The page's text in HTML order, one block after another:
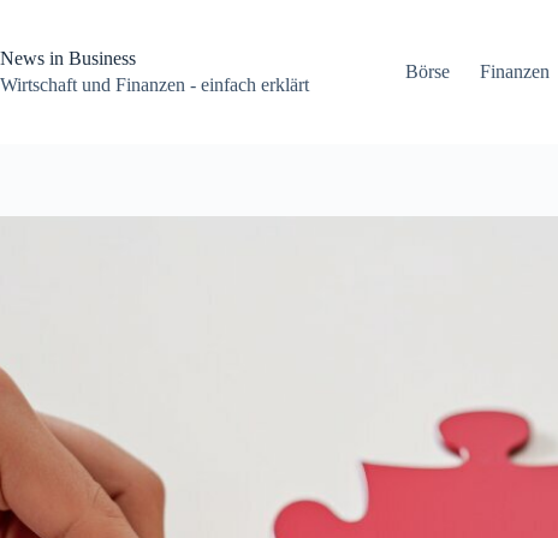
springen
News in Business
Wirtschaft und Finanzen - einfach erklärt
Börse Finanzen